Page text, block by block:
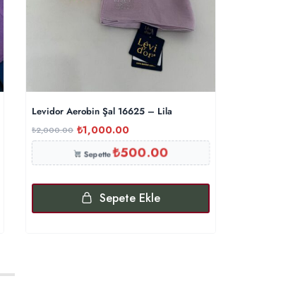
Levidor Aerobin Şal 16625 – Lila
₺2,000.00 ₺1,000.00
Sepette₺500.00
Sepete Ekle